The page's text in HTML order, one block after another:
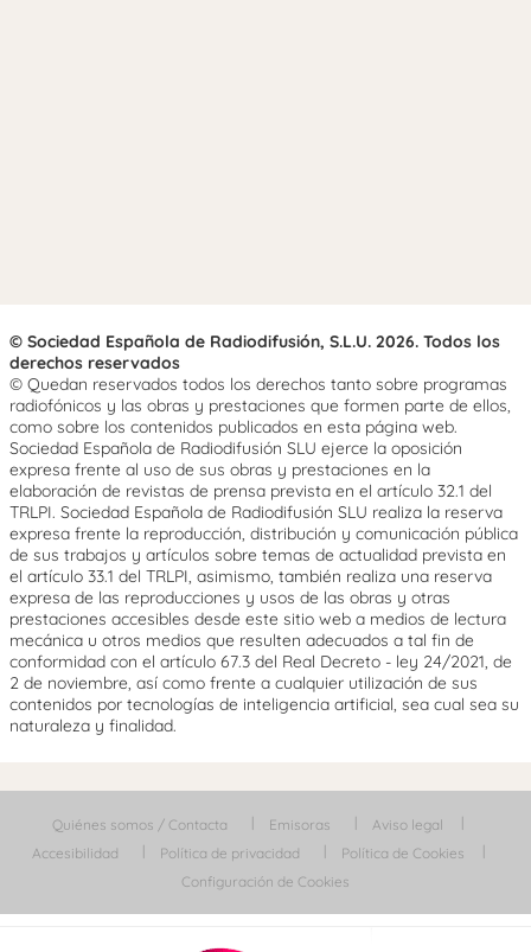
© Sociedad Española de Radiodifusión, S.L.U. 2026. Todos los
derechos reservados
© Quedan reservados todos los derechos tanto sobre programas
radiofónicos y las obras y prestaciones que formen parte de ellos,
como sobre los contenidos publicados en esta página web.
Sociedad Española de Radiodifusión SLU ejerce la oposición
expresa frente al uso de sus obras y prestaciones en la
elaboración de revistas de prensa prevista en el artículo 32.1 del
TRLPI. Sociedad Española de Radiodifusión SLU realiza la reserva
expresa frente la reproducción, distribución y comunicación pública
de sus trabajos y artículos sobre temas de actualidad prevista en
el artículo 33.1 del TRLPI, asimismo, también realiza una reserva
expresa de las reproducciones y usos de las obras y otras
prestaciones accesibles desde este sitio web a medios de lectura
mecánica u otros medios que resulten adecuados a tal fin de
conformidad con el artículo 67.3 del Real Decreto - ley 24/2021, de
2 de noviembre, así como frente a cualquier utilización de sus
contenidos por tecnologías de inteligencia artificial, sea cual sea su
naturaleza y finalidad.
Quiénes somos / Contacta Emisoras
Aviso legal
Accesibilidad
Política de privacidad
Política de Cookies
Configuración de Cookies